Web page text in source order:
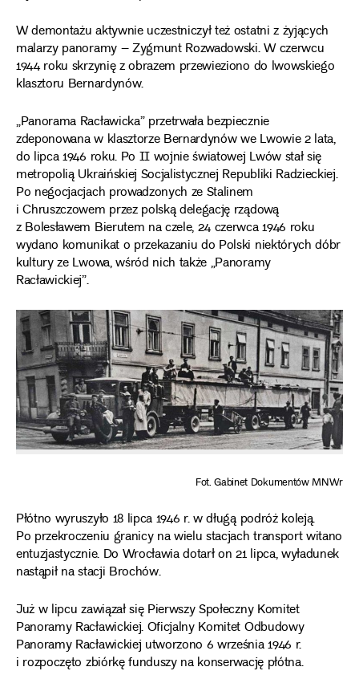
W demontażu aktywnie uczestniczył też ostatni z żyjących
malarzy panoramy – Zygmunt Rozwadowski. W czerwcu
1944 roku skrzynię z obrazem przewieziono do lwowskiego
klasztoru Bernardynów.
„Panorama Racławicka” przetrwała bezpiecznie
zdeponowana w klasztorze Bernardynów we Lwowie 2 lata,
do lipca 1946 roku. Po II wojnie światowej Lwów stał się
metropolią Ukraińskiej Socjalistycznej Republiki Radzieckiej.
Po negocjacjach prowadzonych ze Stalinem
i Chruszczowem przez polską delegację rządową
z Bolesławem Bierutem na czele, 24 czerwca 1946 roku
wydano komunikat o przekazaniu do Polski niektórych dóbr
kultury ze Lwowa, wśród nich także „Panoramy
Racławickiej”.
Fot. Gabinet Dokumentów MNWr
Płótno wyruszyło 18 lipca 1946 r. w długą podróż koleją.
Po przekroczeniu granicy na wielu stacjach transport witano
entuzjastycznie. Do Wrocławia dotarł on 21 lipca, wyładunek
nastąpił na stacji Brochów.
Już w lipcu zawiązał się Pierwszy Społeczny Komitet
Panoramy Racławickiej. Oficjalny Komitet Odbudowy
Panoramy Racławickiej utworzono 6 września 1946 r.
i rozpoczęto zbiórkę funduszy na konserwację płótna.